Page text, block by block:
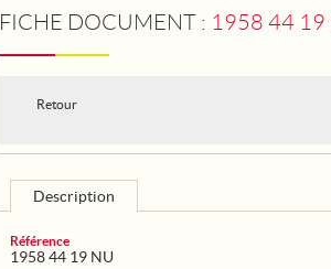
FICHE DOCUMENT : 1958 44 19
Retour
Description
Référence
1958 44 19 NU